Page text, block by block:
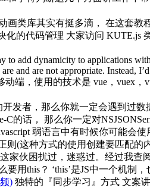
画类库其实有挺多滴， 在这套
的代码管理 大家访问
to add dynamicity to applications
and are not appropriate. Instead,
端，使用的技术是 vue，vuex
发者，那么你就一定会遇到过
的话， 那么你一定对
弱语言中有时候你可能会
则(这种方式的使用创建要匹配
家伙困扰过，迷惑过。经过我
用this？ ‘this’是JS中一个机制
) 独特的『同步学习』方式 文案